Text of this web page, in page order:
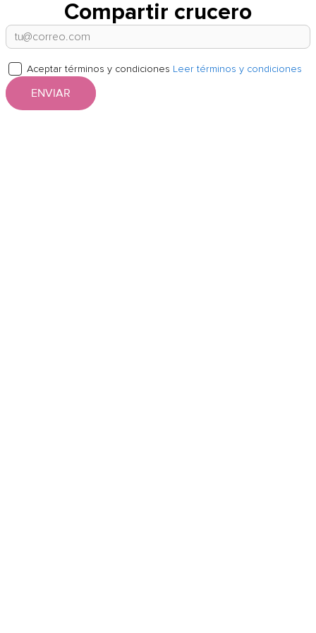
Compartir crucero
Aceptar términos y condiciones Leer términos y condiciones
ENVIAR